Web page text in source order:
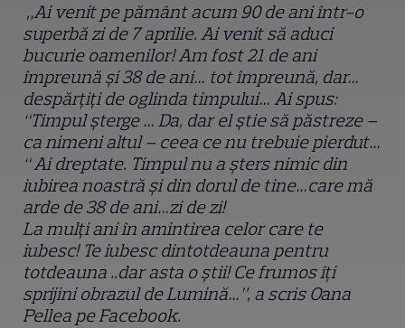
„Ai venit pe pământ acum 90 de ani într-o
superbă zi de 7 aprilie. Ai venit să aduci
bucurie oamenilor! Am fost 21 de ani
împreună şi 38 de ani… tot împreună, dar…
despărţiţi de oglinda timpului… Ai spus:
“Timpul şterge … Da, dar el ştie să păstreze –
ca nimeni altul – ceea ce nu trebuie pierdut…
“ Ai dreptate. Timpul nu a şters nimic din
iubirea noastră şi din dorul de tine…care mă
arde de 38 de ani…zi de zi!
La mulţi ani în amintirea celor care te
iubesc! Te iubesc dintotdeauna pentru
totdeauna ..dar asta o ştii! Ce frumos îţi
sprijini obrazul de Lumină…”, a scris Oana
Pellea pe Facebook.